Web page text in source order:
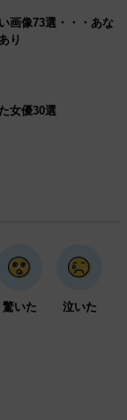
画像73選・・・あな
り
女優30選
驚いた 泣いた